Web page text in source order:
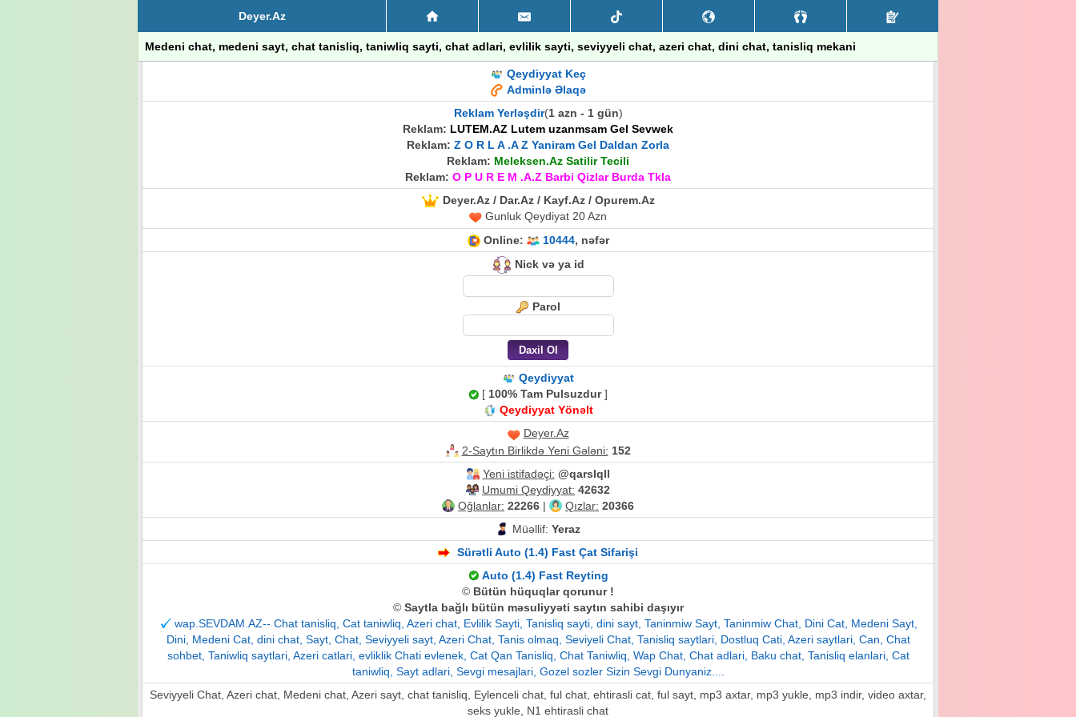
Deyer.Az
Medeni chat, medeni sayt, chat tanisliq, taniwliq sayti, chat adlari, evlilik sayti, seviyyeli chat, azeri chat, dini chat, tanisliq mekani
Qeydiyyat Keç
Adminlə Əlaqə
Reklam Yerləşdir(1 azn - 1 gün)
Reklam: LUTEM.AZ Lutem uzanmsam Gel Sevwek
Reklam: Z O R L A .A Z Yaniram Gel Daldan Zorla
Reklam: Meleksen.Az Satilir Tecili
Reklam: O P U R E M .A.Z Barbi Qizlar Burda Tkla
Deyer.Az / Dar.Az / Kayf.Az / Opurem.Az
Gunluk Qeydiyat 20 Azn
Online:
10444, nəfər
Nick və ya id
Parol
Qeydiyyat
[ 100% Tam Pulsuzdur]
Qeydiyyat Yönəlt
Deyer.Az
2-Saytın Birlikdə Yeni Gələni: 152
Yeni istifadəçi: @qarslqll
Umumi Qeydiyyat: 42632
Oğlanlar: 22266 | Qızlar: 20366
Müəllif: Yeraz
Sürətli Auto (1.4) Fast Çat Sifarişi
Auto (1.4) Fast Reyting
© Bütün hüquqlar qorunur !
© Saytla bağlı bütün məsuliyyəti saytın sahibi daşıyır
wap.SEVDAM.AZ-- Chat tanisliq, Cat taniwliq, Azeri chat, Evlilik Sayti, Tanisliq sayti, dini sayt, Taninmiw Sayt, Taninmiw Chat, Dini Cat, Medeni Sayt,
Dini, Medeni Cat, dini chat, Sayt, Chat, Seviyyeli sayt, Azeri Chat, Tanis olmaq, Seviyeli Chat, Tanisliq saytlari, Dostluq Cati, Azeri saytlari, Can, Chat
sohbet, Taniwliq saytlari, Azeri catlari, evliklik Chati evlenek, Cat Qan Tanisliq, Chat Taniwliq, Wap Chat, Chat adlari, Baku chat, Tanisliq elanlari, Cat
taniwliq, Sayt adlari, Sevgi mesajlari, Gozel sozler Sizin Sevgi Dunyaniz....
Seviyyeli Chat, Azeri chat, Medeni chat, Azeri sayt, chat tanisliq, Eylenceli chat, ful chat, ehtirasli cat, ful sayt, mp3 axtar, mp3 yukle, mp3 indir, video axtar,
seks yukle, N1 ehtirasli chat